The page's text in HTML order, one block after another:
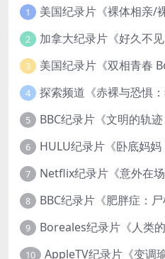
1
2
3
4
5
6
7
8
9
10